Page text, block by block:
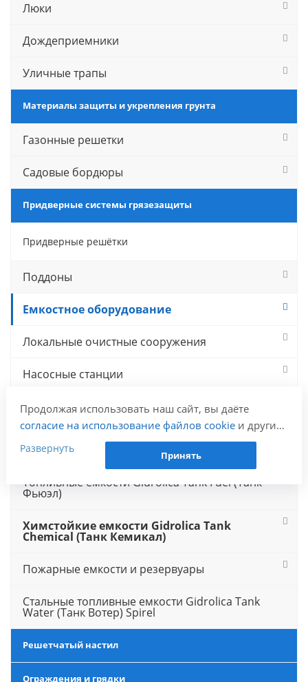
Люки
Дождеприемники
Уличные трапы
Материалы защиты и укрепления грунта
Газонные решетки
Садовые бордюры
Придверные системы грязезащиты
Придверные решётки
Поддоны
Емкостное оборудование
Локальные очистные сооружения
Насосные станции
Емкости и резервуары
Накопительные и пожарные емкости Gidrolica
Tank Water (Танк Вотер)
Топливные емкости Gidrolica Tank Fuel (Танк
Фьюэл)
Химстойкие емкости Gidrolica Tank
Chemical (Танк Кемикал)
Пожарные емкости и резервуары
Стальные топливные емкости Gidrolica Tank
Water (Танк Вотер) Spirel
Решетчатый настил
Ограждения и грядки
Продолжая использовать наш сайт, вы даёте
согласие на использование файлов cookieи других
пользовательских данных (включая IP-адрес,
сведения о местоположении, устройстве, действиях
проведения статистических исследований,
(например, Яндекс.Метрика), в соответствии с
нашейПолитикой обработки персональных
Если вы не хотите, чтобы ваши данные
или покиньте сайт.
Развернуть
Принять